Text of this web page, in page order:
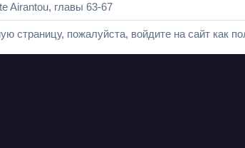
Airantou, главы 63-67
страницу, пожалуйста, войдите на сайт как